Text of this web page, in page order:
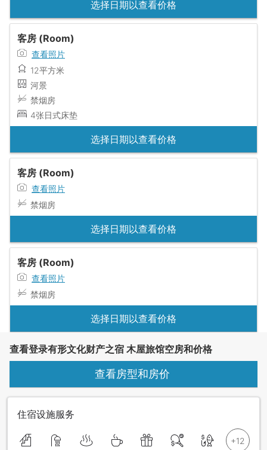
选择日期以查看价格
客房 (Room)
查看照片
12平方米
河景
禁烟房
4张日式床垫
选择日期以查看价格
客房 (Room)
查看照片
禁烟房
选择日期以查看价格
客房 (Room)
查看照片
禁烟房
选择日期以查看价格
查看登录有形文化财产之宿 木屋旅馆空房和价格
查看房型和房价
住宿设施服务